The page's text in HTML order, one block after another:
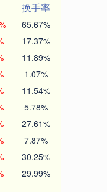
换手率
65.67%
17.37%
11.89%
1.07%
11.54%
5.78%
27.61%
7.87%
30.25%
29.99%